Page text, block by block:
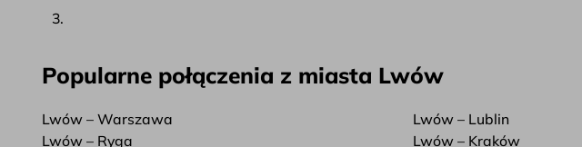
Popularne połączenia z miasta Lwów
Lwów – Warszawa Lwów – Lublin
Lwów – Ryga
Lwów – Kraków